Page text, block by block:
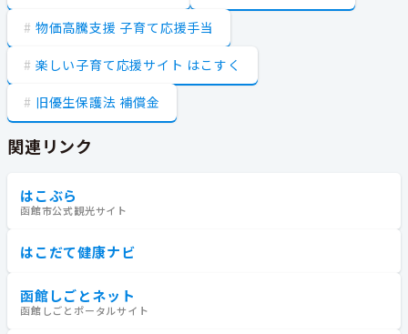
物価高騰支援 子育て応援手当
楽しい子育て応援サイト はこすく
旧優生保護法 補償金
関連リンク
はこぶら
函館市公式観光サイト
はこだて健康ナビ
函館しごとネット
函館しごとポータルサイト